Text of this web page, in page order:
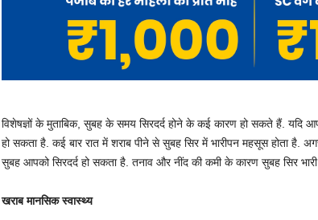
विशेषज्ञों के मुताबिक, सुबह के समय सिरदर्द होने के कई कारण हो सकते हैं. यदि
हो सकता है. कई बार रात में शराब पीने से सुबह सिर में भारीपन महसूस होता है.
सुबह आपको सिरदर्द हो सकता है. तनाव और नींद की कमी के कारण सुबह सिर भारी
खराब मानसिक स्वास्थ्य